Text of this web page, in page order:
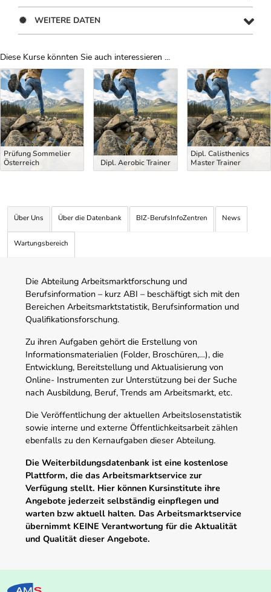
WEITERE DATEN
Diese Kurse könnten Sie auch interessieren ...
Uber Weiterbildungsvorschläge
Prüfung Sommelier
Österreich
Dipl. Aerobic Trainer
Dipl. Calisthenics
Master Trainer
Über Uns Über die Datenbank BIZ-BerufsInfoZentren News
Wartungsbereich
Die Abteilung Arbeitsmarktforschung und
Berufsinformation – kurz ABI – beschäftigt sich mit den
Bereichen Arbeitsmarktstatistik, Berufsinformation und
Qualifikationsforschung.
Zu ihren Aufgaben gehört die Erstellung von
Informationsmaterialien (Folder, Broschüren,…), die
Entwicklung, Bereitstellung und Aktualisierung von
Online- Instrumenten zur Unterstützung bei der Suche
nach Ausbildung, Beruf, Trends am Arbeitsmarkt, etc.
Die Veröffentlichung der aktuellen Arbeitslosenstatistik
sowie interne und externe Öffentlichkeitsarbeit zählen
ebenfalls zu den Kernaufgaben dieser Abteilung.
Die Weiterbildungsdatenbank ist eine kostenlose
Plattform, die das Arbeitsmarktservice zur
Verfügung stellt. Hier können Kursinstitute ihre
Angebote jederzeit selbständig einpflegen und
warten bzw aktuell halten. Das Arbeitsmarktservice
übernimmt KEINE Verantwortung für die Aktualität
und Qualität dieser Angebote.